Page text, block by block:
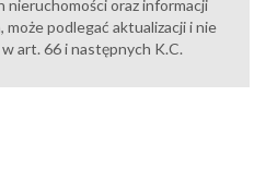
oraz informacji
może podlegać aktualizacji i nie
art. 66 i następnych K.C.